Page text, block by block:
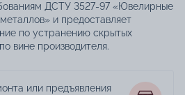
ДСТУ 3527-97 «Ювелирные
и предоставляет
по устранению скрытых
вине производителя.
или предъявления